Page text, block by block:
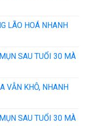
LÃO HOÁ NHANH
SAU TUỔI 30 MÀ
VẪN KHÔ, NHANH
SAU TUỔI 30 MÀ